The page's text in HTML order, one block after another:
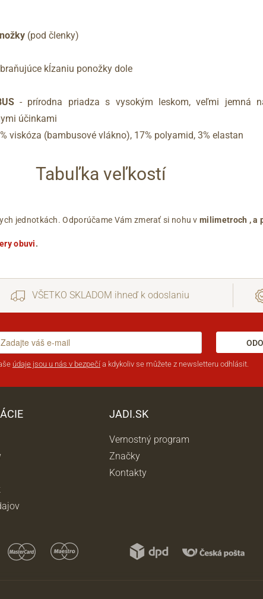
(pod členky)
kĺzaniu ponožky dole
- prírodna priadza s vysokým leskom, veľmi jemná
účinkami
viskóza (bambusové vlákno), 17% polyamid, 3% elastan
Tabuľka veľkostí
jednotkách. Odporúčame Vám zmerať si nohu vmilimetroch , a
obuvi.
VŠETKO SKLADOM ihneď k odoslaniu
údaje jsou u nás v bezpečí a kdykoliv se můžete z newsletteru odhlásit.
JADI.SK
Vernostný program
Značky
Kontakty